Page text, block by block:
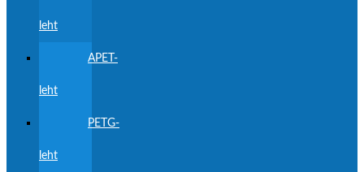
leht
APET-
leht
PETG-
leht